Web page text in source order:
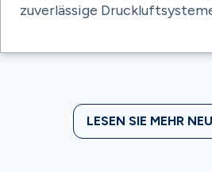
zuverlässige
LESEN SIE MEHR